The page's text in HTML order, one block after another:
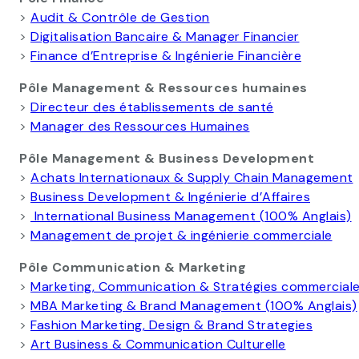
> Audit & Contrôle de Gestion
> Digitalisation Bancaire & Manager Financier
> Finance d’Entreprise & Ingénierie Financière
Pôle Management & Ressources humaines
> Directeur des établissements de santé
> Manager des Ressources Humaines
Pôle Management & Business Development
> Achats Internationaux & Supply Chain Management
> Business Development & Ingénierie d’Affaires
> International Business Management (100% Anglais)
> Management de projet & ingénierie commerciale
Pôle Communication & Marketing
> Marketing, Communication & Stratégies
> MBA Marketing & Brand Management (100% Anglais)
> Fashion Marketing, Design & Brand Strategies
> Art Business & Communication Culturelle